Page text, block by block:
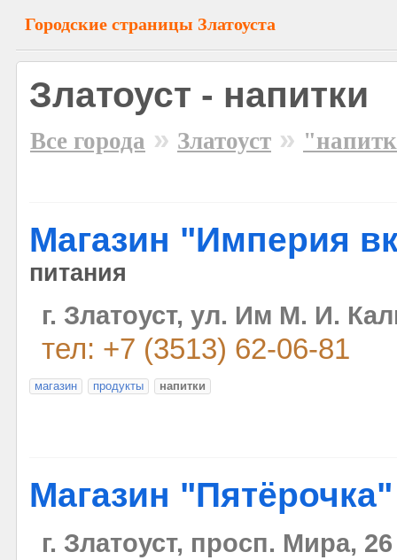
Городские страницы Златоуста
Златоуст - напитки
Все города » Златоуст »
Магазин "Империя
питания
г. Златоуст, ул. Им М. И.
тел: +7 (3513) 62-06-81
магазин продукты напитки
Магазин "Пятёрочка"
г. Златоуст, просп. Мира, 26